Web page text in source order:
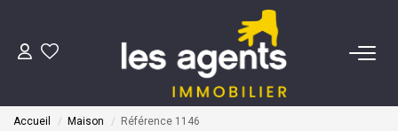
ACHETER
Accueil Maison Référence 1146